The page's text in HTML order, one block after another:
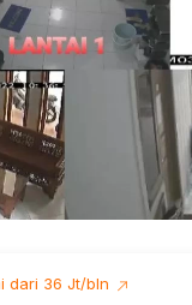
dari 36 Jt/bln